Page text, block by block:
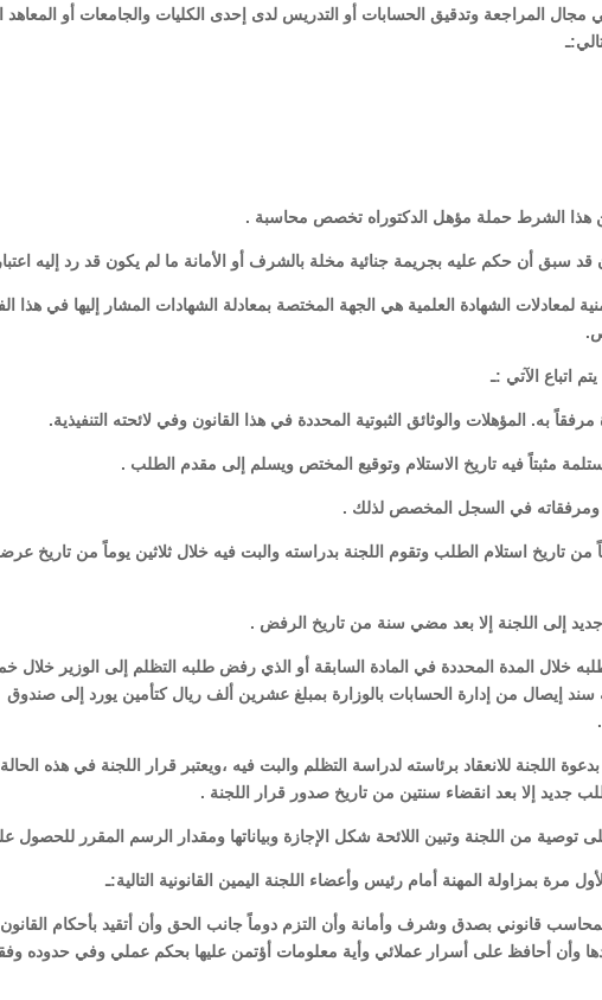
المراجعة وتدقيق الحسابات أو التدريس لدى إحدى الكليات والجامعات أو المعاهد
اليمنية لمعادلات الشهادة العلمية هي الجهة المختصة بمعادلة الشهادات المشار إليها في هذا
به. المؤهلات والوثائق الثبوتية المحددة في هذا القانون وفي لائحته التنفيذية.
مثبتاً فيه تاريخ الاستلام وتوقيع المختص ويسلم إلى مقدم الطلب .
ومرفقاته في السجل المخصص لذلك .
تاريخ استلام الطلب وتقوم اللجنة بدراسته والبت فيه خلال ثلاثين يوماً من تاريخ
إلى اللجنة إلا بعد مضي سنة من تاريخ الرفض .
طلبه خلال المدة المحددة في المادة السابقة أو الذي رفض طلبه التظلم إلى الوزير خلال
إيصال من إدارة الحسابات بالوزارة بمبلغ عشرين ألف ريال كتأمين يورد إلى صندوق
اللجنة للانعقاد برئاسته لدراسة التظلم والبت فيه ،ويعتبر قرار اللجنة في هذه الحالة
جديد إلا بعد انقضاء سنتين من تاريخ صدور قرار اللجنة .
قانوني بصدق وشرف وأمانة وأن التزم دوماً جانب الحق وأن أتقيد بأحكام القانون
وأن أحافظ على أسرار عملائي وأية معلومات أؤتمن عليها بحكم عملي وفي حدوده